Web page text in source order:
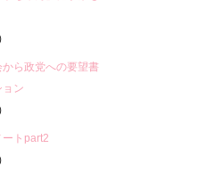
ら政党への要望書
ョン
ートpart2